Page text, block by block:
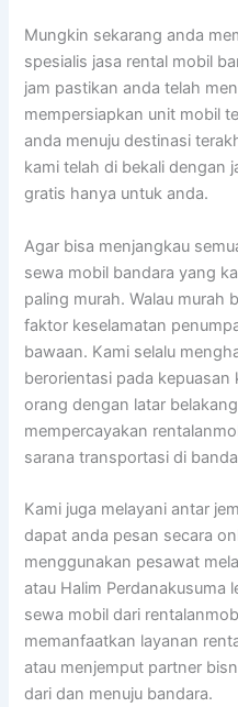
Mungkin sekarang anda
spesialis jasa rental mobil
jam pastikan anda telah
mempersiapkan unit mobil
anda menuju destinasi
kami telah di bekali dengan
gratis hanya untuk anda.
Agar bisa menjangkau
sewa mobil bandara yang
paling murah. Walau murah
faktor keselamatan
bawaan. Kami selalu
berorientasi pada
orang dengan latar
mempercayakan
sarana transportasi di
Kami juga melayani antar
dapat anda pesan secara
menggunakan pesawat
atau Halim Perdanakusuma
sewa mobil dari
memanfaatkan layanan
atau menjemput partner
dari dan menuju bandara.